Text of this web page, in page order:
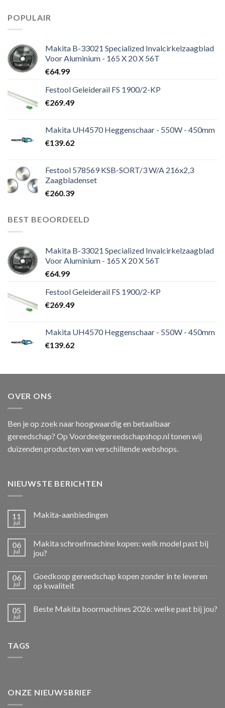
POPULAIR
Makita B-33021 Specialized Invalcirkelzaagblad
Voor Aluminium - 165 X 20 X 56T
€64.99
Festool Geleiderail FS 1900/2-KP
€269.49
Makita UH4570 Heggenschaar - 550W - 450mm
€139.62
Festool 578569 KSB-SORT/3 W/A 216x2,3
Zaagbladenset
€260.39
BEST BEOORDEELD
Makita B-33021 Specialized Invalcirkelzaagblad
Voor Aluminium - 165 X 20 X 56T
€64.99
Festool Geleiderail FS 1900/2-KP
€269.49
Makita UH4570 Heggenschaar - 550W - 450mm
€139.62
OVER ONS
Ben je op zoek naar hoogwaardig en betaalbaar
gereedschap? Op Voordeelgereedschapshop.nl tonen wij
duizenden producten van verschillende webshops.
NIEUWSTE BERICHTEN
11
jul
Makita-aanbiedingen
06
jul
Makita schroefmachine kopen: welk model past bij
jou?
06
jul
Goedkoop gereedschap kopen zonder in te leveren
op kwaliteit
05
jul
Beste Makita boormachines 2026: welke past bij jou?
TAGS
ONZE NIEUWSBRIEF